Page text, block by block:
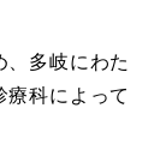
、多岐にわた
療科によって